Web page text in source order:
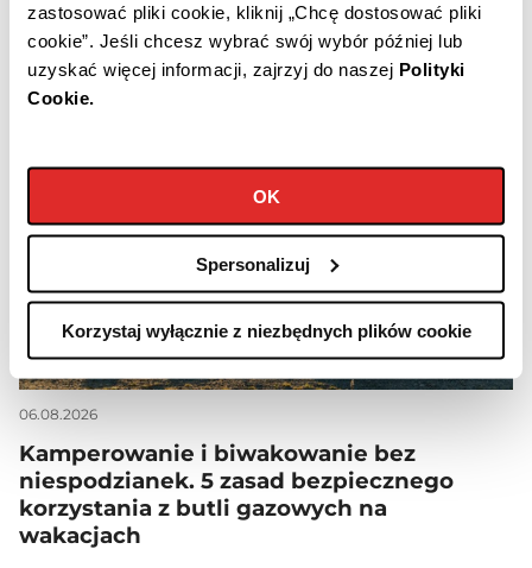
zastosować pliki cookie, kliknij „Chcę dostosować pliki
cookie”. Jeśli chcesz wybrać swój wybór później lub
uzyskać więcej informacji, zajrzyj do naszej Polityki
Cookie.
OK
Spersonalizuj
Korzystaj wyłącznie z niezbędnych plików cookie
06.08.2026
Kamperowanie i biwakowanie bez
niespodzianek. 5 zasad bezpiecznego
korzystania z butli gazowych na
wakacjach